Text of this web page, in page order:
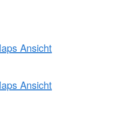
Ansicht
Ansicht